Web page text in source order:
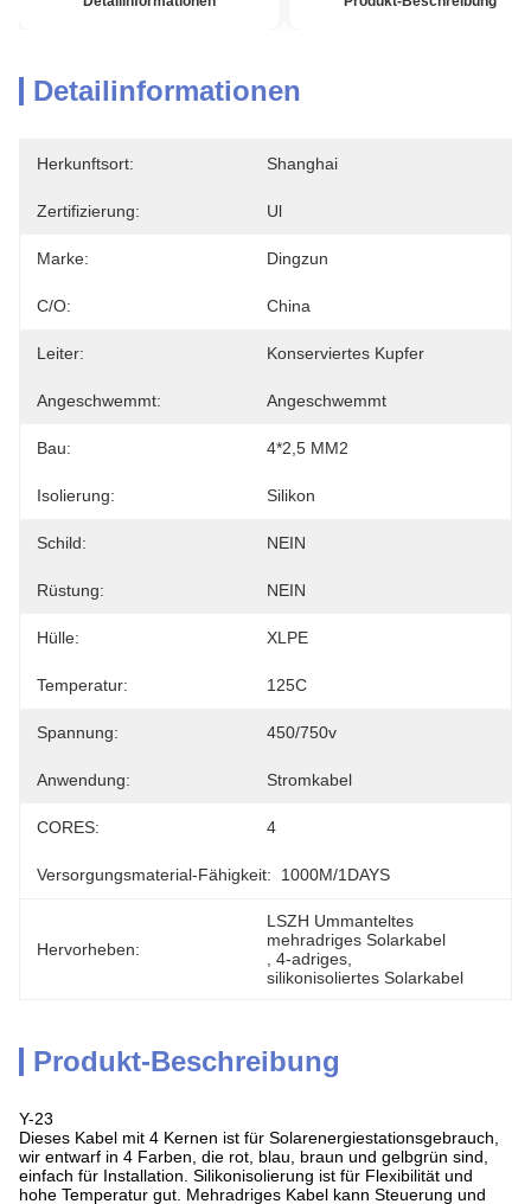
Detailinformationen
Herkunftsort: Shanghai
Zertifizierung: Ul
Marke: Dingzun
C/O: China
Leiter: Konserviertes Kupfer
Angeschwemmt: Angeschwemmt
Bau: 4*2,5 MM2
Isolierung: Silikon
Schild: NEIN
Rüstung: NEIN
Hülle: XLPE
Temperatur: 125C
Spannung: 450/750v
Anwendung: Stromkabel
CORES: 4
Versorgungsmaterial-Fähigkeit: 1000M/1DAYS
Hervorheben:
LSZH Ummanteltes
mehradriges Solarkabel
4-adriges
silikonisoliertes Solarkabel
Produkt-Beschreibung
Y-23
Dieses Kabel mit 4 Kernen ist für Solarenergiestationsgebrauch,
wir entwarf in 4 Farben, die rot, blau, braun und gelbgrün sind,
einfach für Installation. Silikonisolierung ist für Flexibilität und
hohe Temperatur gut. Mehradriges Kabel kann Steuerung und